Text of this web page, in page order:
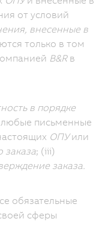
от условий
внесенные в
только в том
B&Rв
в порядке
письменные
ОПУили
заказа; (iii)
заказа.
обязательные
сферы